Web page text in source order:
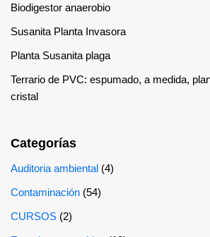
Biodigestor anaerobio
Susanita Planta Invasora
Planta Susanita plaga
Terrario de PVC: espumado, a medida,
cristal
Categorías
Auditoria ambiental (4)
Contaminación (54)
CURSOS (2)